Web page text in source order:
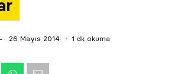
26 Mayıs 2014 1 dk okuma